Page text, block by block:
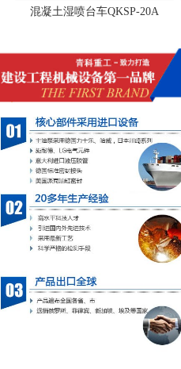
混凝土湿喷台车QKSP-20A